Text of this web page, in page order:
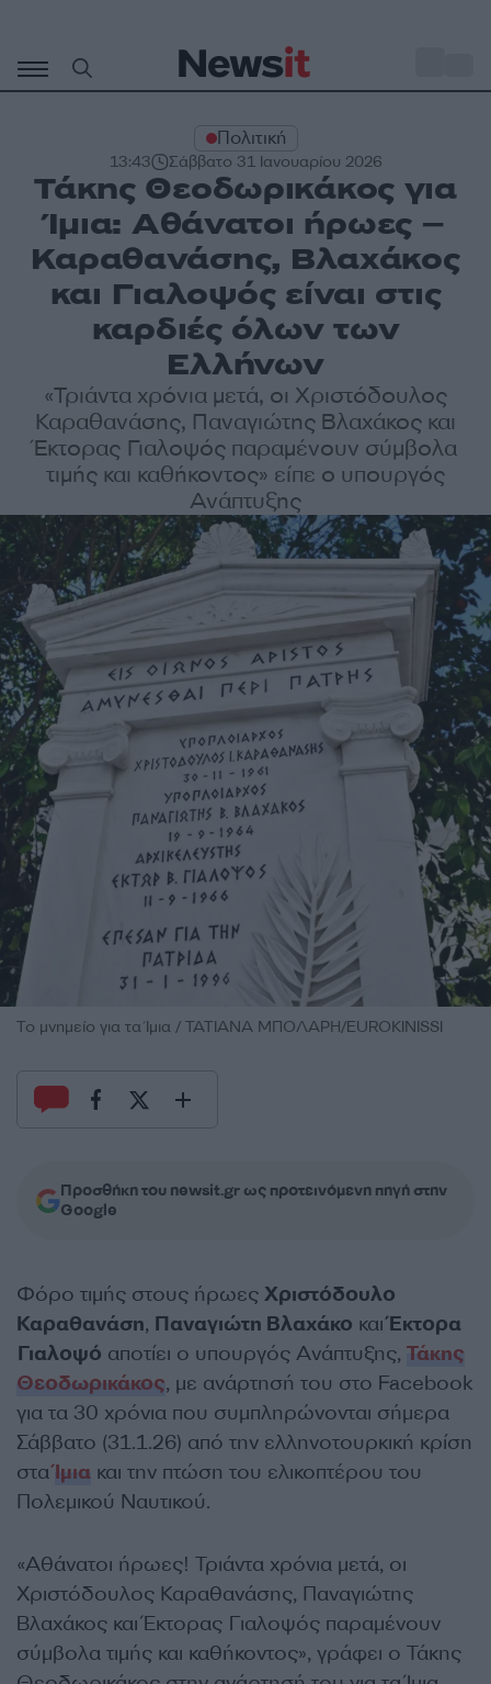
περιεχόμενο
Πολιτική
13:43 Σάββατο 31 Ιανουαρίου 2026
Τάκης Θεοδωρικάκος για
Ίμια: Αθάνατοι ήρωες –
Καραθανάσης, Βλαχάκος
και Γιαλοψός είναι στις
καρδιές όλων των
Ελλήνων
«Τριάντα χρόνια μετά, οι Χριστόδουλος
Καραθανάσης, Παναγιώτης Βλαχάκος και
Έκτορας Γιαλοψός παραμένουν σύμβολα
τιμής και καθήκοντος» είπε ο υπουργός
Ανάπτυξης
Το μνημείο για τα Ίμια / ΤΑΤΙΑΝΑ ΜΠΟΛΑΡΗ/EUROKINISSI
Προσθήκη του newsit.gr ως προτεινόμενη πηγή στην
Google
Φόρο τιμής στους ήρωες Χριστόδουλο
Καραθανάση, Παναγιώτη Βλαχάκο καιΈκτορα
Γιαλοψό αποτίει ο υπουργός Ανάπτυξης, Τάκης
Θεοδωρικάκος, με ανάρτησή του στο Facebook
για τα 30 χρόνια που συμπληρώνονται σήμερα
Σάββατο (31.1.26) από την ελληνοτουρκική κρίση
σταΊμια και την πτώση του ελικοπτέρου του
Πολεμικού Ναυτικού.
«Αθάνατοι ήρωες! Τριάντα χρόνια μετά, οι
Χριστόδουλος Καραθανάσης, Παναγιώτης
Βλαχάκος και Έκτορας Γιαλοψός παραμένουν
σύμβολα τιμής και καθήκοντος», γράφει ο Τάκης